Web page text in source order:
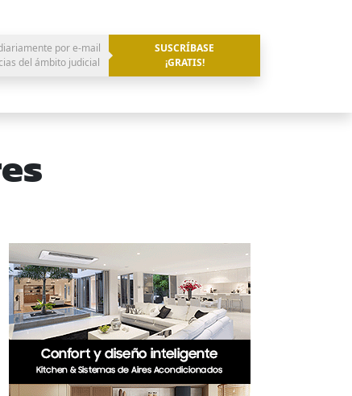
por e-mail
del ámbito judicial
SUSCRÍBASE
¡GRATIS!